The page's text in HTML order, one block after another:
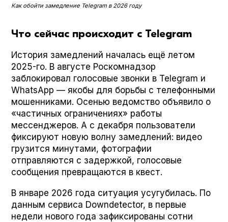
Как обойти замедление Telegram в 2026 году
Что сейчас происходит с Telegram
История замедлений началась ещё летом
2025-го. В августе Роскомнадзор
заблокировал голосовые звонки в Telegram и
What­sApp — якобы для борьбы с телефонными
мошенниками. Осенью ведомство объявило о
«частичных ограничениях» работы
мессенджеров. А с декабря пользователи
фиксируют новую волну замедлений: видео
грузится минутами, фотографии
отправляются с задержкой, голосовые
сообщения превращаются в квест.
В январе 2026 года ситуация усугубилась. По
данным сервиса Down­de­tec­tor, в первые
недели нового года зафиксированы сотни